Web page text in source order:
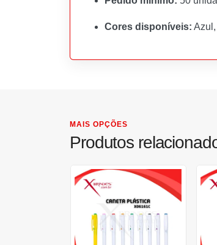
Cores disponíveis:
MAIS OPÇÕES
Produtos